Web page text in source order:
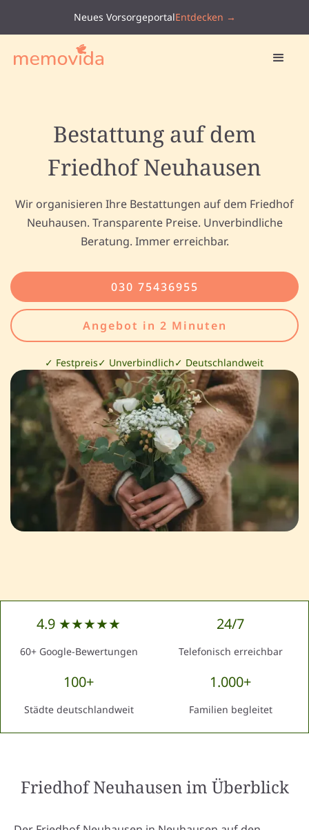
Neues VorsorgeportalEntdecken →
Bestattung auf dem
Friedhof Neuhausen
Wir organisieren Ihre Bestattungen auf dem Friedhof
Neuhausen. Transparente Preise. Unverbindliche
Beratung. Immer erreichbar.
030 75436955
Angebot in 2 Minuten
✓ Festpreis✓ Unverbindlich✓ Deutschlandweit
4.9 ★★★★★
60+ Google-Bewertungen
24/7
Telefonisch erreichbar
100+
Städte deutschlandweit
1.000+
Familien begleitet
Friedhof Neuhausenim Überblick